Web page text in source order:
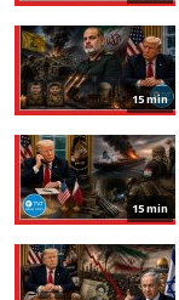
15 min
15 min